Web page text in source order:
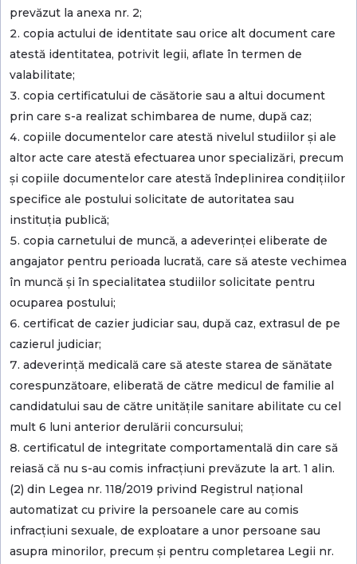
prevăzut la anexa nr. 2;
copia actului de identitate sau orice alt document care
atestă identitatea, potrivit legii, aflate în termen de
valabilitate;
copia certificatului de căsătorie sau a altui document
prin care s-a realizat schimbarea de nume, după caz;
copiile documentelor care atestă nivelul studiilor și ale
altor acte care atestă efectuarea unor specializări, precum
și copiile documentelor care atestă îndeplinirea condițiilor
specifice ale postului solicitate de autoritatea sau
instituția publică;
copia carnetului de muncă, a adeverinței eliberate de
angajator pentru perioada lucrată, care să ateste vechimea
în muncă și în specialitatea studiilor solicitate pentru
ocuparea postului;
certificat de cazier judiciar sau, după caz, extrasul de pe
cazierul judiciar;
adeverință medicală care să ateste starea de sănătate
corespunzătoare, eliberată de către medicul de familie al
candidatului sau de către unitățile sanitare abilitate cu cel
mult 6 luni anterior derulării concursului;
certificatul de integritate comportamentală din care să
reiasă că nu s-au comis infracțiuni prevăzute la art. 1 alin.
(2) din Legea nr. 118/2019 privind Registrul național
automatizat cu privire la persoanele care au comis
infracțiuni sexuale, de exploatare a unor persoane sau
asupra minorilor, precum și pentru completarea Legii nr.